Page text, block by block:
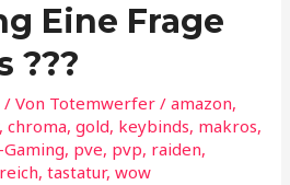
Eine Frage
???
/ Von Totemwerfer /amazon,
,chroma,gold, keybinds, makros,
, pve, pvp, raiden,
reich,tastatur,wow